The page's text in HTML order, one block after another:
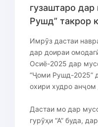
гузаштаро
Рушд” такрор
Имрӯз дастаи
дар доираи
Осиё-2025 дар
“Ҷоми Рушд-2025”
охири худро анҷом
Дастаи мо дар
гурӯҳи “А” буда,